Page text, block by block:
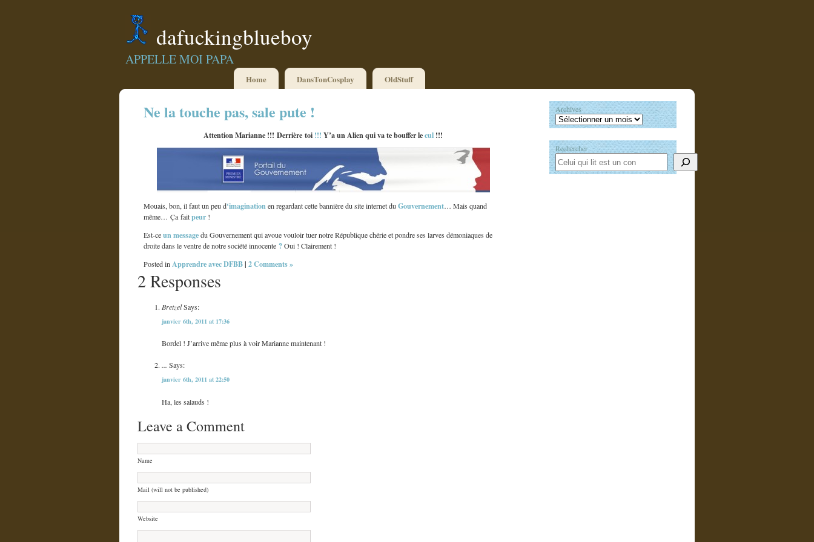
dafuckingblueboy
APPELLE MOI PAPA
Home DansTonCosplay OldStuff
Ne la touche pas, sale pute !
Attention Marianne !!! Derrière toi !!! Y’a un Alien qui va te bouffer lecul !!!
Mouais, bon, il faut un peu d‘imaginationen regardant cette bannière du site internet duGouvernement… Mais quand
même… Ça faitpeur !
Est-ceun messagedu Gouvernement qui avoue vouloir tuer notre République chérie et pondre ses larves démoniaques de
droite dans le ventre de notre société innocente ?Oui ! Clairement !
Posted inApprendre avec DFBB| 2 Comments »
2 Responses
BretzelSays:
janvier 6th, 2011 at 17:36
Bordel ! J’arrive même plus à voir Marianne maintenant !
... Says:
janvier 6th, 2011 at 22:50
Ha, les salauds !
Leave a Comment
Name
Mail (will not be published)
Website
Archives
Rechercher